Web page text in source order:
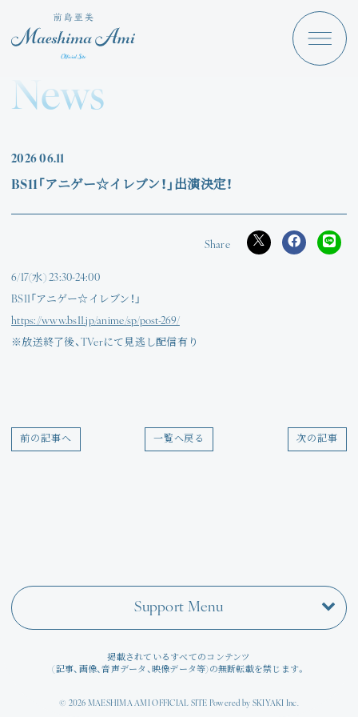
Maeshima Ami Discography
News
Angraecum Login
Movie
回想録
News
202606.11
BS11「アニゲー☆イレブン！」出演決定！
6/17(水) 23:30-24:00
BS11「アニゲー☆イレブン！」
https://www.bs11.jp/anime/sp/post-269/
※放送終了後、TVerにて見逃し配信有り
次の記事
一覧へ戻る
前の記事へ
Support Menu
掲載されているすべてのコンテンツ
(記事、画像、音声データ、映像データ等)の無断転載を禁じます。
© 2026 MAESHIMA AMI OFFICIAL SITE Powered by SKIYAKI Inc.